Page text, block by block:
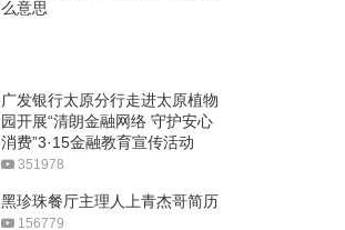
么意思
广发银行太原分行走进太原植物
园开展“清朗金融网络 守护安心
消费”3·15金融教育宣传活动
351978
黑珍珠餐厅主理人上青杰哥简历
156779